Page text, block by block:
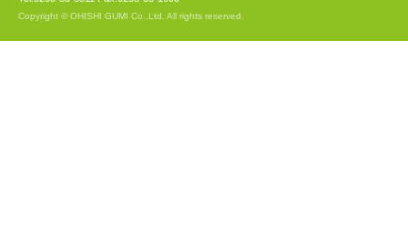
Copyright © OHISHI GUMI Co.,Ltd. All rights reserved.